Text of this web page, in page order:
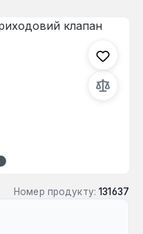
Номер продукту: 131637